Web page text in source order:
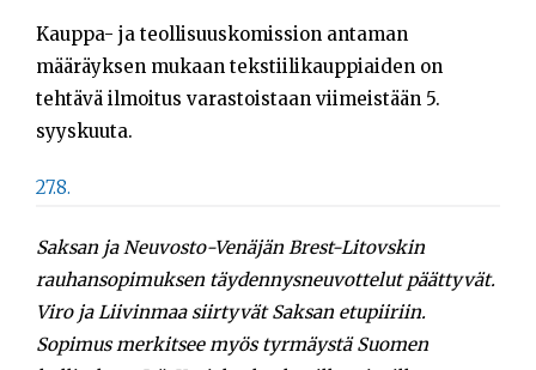
Kauppa- ja teollisuuskomission antaman
määräyksen mukaan tekstiilikauppiaiden on
tehtävä ilmoitus varastoistaan viimeistään 5.
syyskuuta.
27.8.
Saksan ja Neuvosto-Venäjän Brest-Litovskin
rauhansopimuksen täydennysneuvottelut päättyvät.
Viro ja Liivinmaa siirtyvät Saksan etupiiriin.
Sopimus merkitsee myös tyrmäystä Suomen